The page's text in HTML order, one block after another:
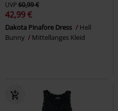
UVP60,99 €
42,99 €
Dakota Pinafore Dress
Hell
Bunny
Mittellanges Kleid